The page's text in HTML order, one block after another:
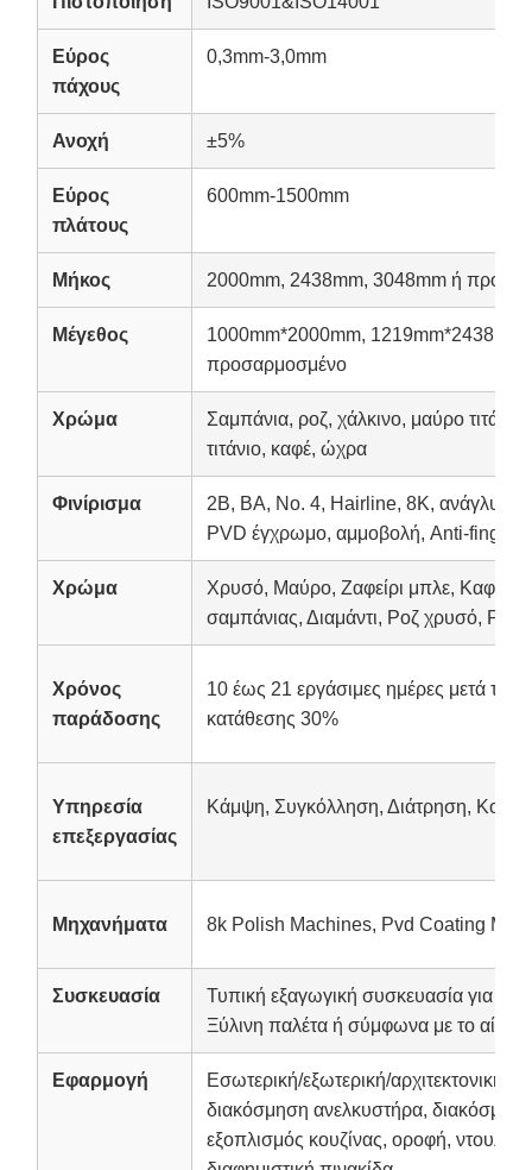
Εύρος
πάχους
0,3mm-3,0mm
Ανοχή ±5%
Εύρος
πλάτους
600mm-1500mm
Μήκος 2000mm, 2438mm, 3048mm ή
Μέγεθος
1000mm*2000mm,
προσαρμοσμένο
Χρώμα
Σαμπάνια, ροζ, χάλκινο, μαύρο τιτάνιο,
τιτάνιο, καφέ, ώχρα
Φινίρισμα
2B, BA, No. 4, Hairline, 8K,
PVD έγχρωμο, αμμοβολή, Anti-
Χρώμα
Χρυσό, Μαύρο, Ζαφείρι μπλε, Καφέ,
σαμπάνιας, Διαμάντι, Ροζ χρυσό, Ροζ
Χρόνος
παράδοσης
10 έως 21 εργάσιμες ημέρες μετά την
κατάθεσης 30%
Υπηρεσία
επεξεργασίας
Κάμψη, Συγκόλληση, Διάτρηση, Κοπή
Μηχανήματα 8k Polish Machines, Pvd Coating
Συσκευασία
Τυπική εξαγωγική συσκευασία για
Ξύλινη παλέτα ή σύμφωνα με το
Εφαρμογή
Εσωτερική/εξωτερική/αρχιτεκτονική/
διακόσμηση ανελκυστήρα,
εξοπλισμός κουζίνας, οροφή,